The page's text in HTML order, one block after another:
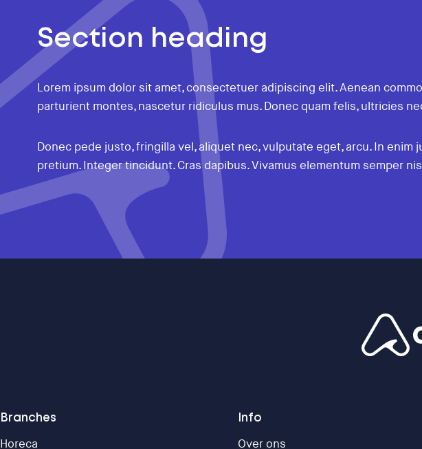
Section heading
Lorem ipsum dolor sit amet, consectetuer adipiscing elit. Aenean
parturient montes, nascetur ridiculus mus. Donec quam felis, ultricies
Donec pede justo, fringilla vel, aliquet nec, vulputate eget, arcu. In
pretium. Integer tincidunt. Cras dapibus. Vivamus elementum semper
Branches
Horeca
Info
Over ons